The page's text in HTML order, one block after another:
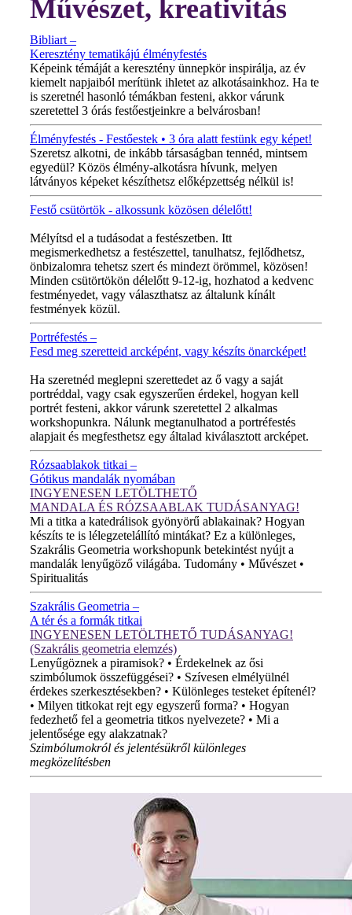
Művészet, kreativitás
Bibliart –
Keresztény tematikájú élményfestés
Képeink témáját a keresztény ünnepkör inspirálja, az év
kiemelt napjaiból merítünk ihletet az alkotásainkhoz. Ha te
is szeretnél hasonló témákban festeni, akkor várunk
szeretettel 3 órás festőestjeinkre a belvárosban!
Élményfestés - Festőestek • 3 óra alatt festünk egy képet!
Szeretsz alkotni, de inkább társaságban tennéd, mintsem
egyedül? Közös élmény-alkotásra hívunk, melyen
látványos képeket készíthetsz előképzettség nélkül is!
Festő csütörtök - alkossunk közösen délelőtt!
Mélyítsd el a tudásodat a festészetben. Itt
megismerkedhetsz a festészettel, tanulhatsz, fejlődhetsz,
önbizalomra tehetsz szert és mindezt örömmel, közösen!
Minden csütörtökön délelőtt 9-12-ig, hozhatod a kedvenc
festményedet, vagy választhatsz az általunk kínált
festmények közül.
Portréfestés –
Fesd meg szeretteid arcképént, vagy készíts önarcképet!
Ha szeretnéd meglepni szerettedet az ő vagy a saját
portréddal, vagy csak egyszerűen érdekel, hogyan kell
portrét festeni, akkor várunk szeretettel 2 alkalmas
workshopunkra. Nálunk megtanulhatod a portréfestés
alapjait és megfesthetsz egy általad kiválasztott arcképet.
Rózsaablakok titkai –
Gótikus mandalák nyomában
INGYENESEN LETÖLTHETŐ
MANDALA ÉS RÓZSAABLAK TUDÁSANYAG!
Mi a titka a katedrálisok gyönyörű ablakainak? Hogyan
készíts te is lélegzetelállító mintákat? Ez a különleges,
Szakrális Geometria workshopunk betekintést nyújt a
mandalák lenyűgöző világába. Tudomány • Művészet •
Spiritualitás
Szakrális Geometria –
A tér és a formák titkai
INGYENESEN LETÖLTHETŐ TUDÁSANYAG!
(Szakrális geometria elemzés)
Lenyűgöznek a piramisok? • Érdekelnek az ősi
szimbólumok összefüggései? • Szívesen elmélyülnél
érdekes szerkesztésekben? • Különleges testeket építenél?
• Milyen titkokat rejt egy egyszerű forma? • Hogyan
fedezhető fel a geometria titkos nyelvezete? • Mi a
jelentősége egy alakzatnak?
Szimbólumokról és jelentésükről különleges
megközelítésben